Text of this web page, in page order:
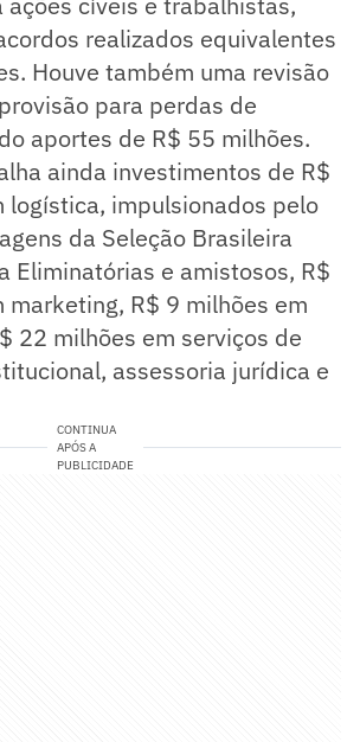
realizados equivalentes
Houve também uma revisão
para perdas de
aportes de R$ 55 milhões.
ainda investimentos de R$
logística, impulsionados pelo
da Seleção Brasileira
Eliminatórias e amistosos, R$
marketing, R$ 9 milhões em
22 milhões em serviços de
assessoria jurídica e
CONTINUA
APÓS A
PUBLICIDADE